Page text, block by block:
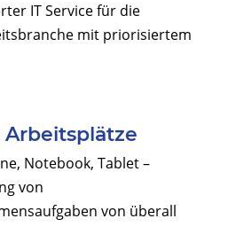
IT Service für die
mit priorisiertem
Arbeitsplätze
Notebook, Tablet –
von
von überall